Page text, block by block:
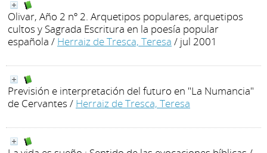
Olivar, Año 2 nº 2. Arquetipos populares, arquetipos
cultos y Sagrada Escritura en la poesía popular
española / Herraiz de Tresca, Teresa / jul 2001
Previsión e interpretación del futuro en "La Numancia"
de Cervantes / Herraiz de Tresca, Teresa